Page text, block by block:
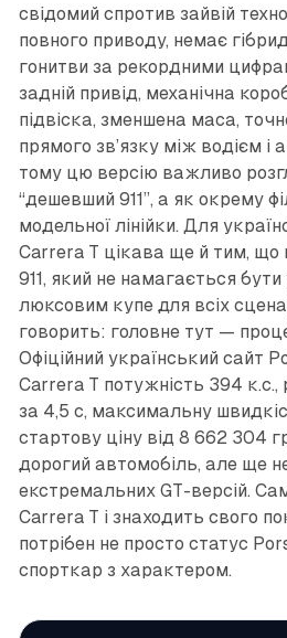
свідомий спротив зайвій
повного приводу, немає
гонитви за рекордними
задній привід, механічна
підвіска, зменшена маса,
прямого зв’язку між водієм і
тому цю версію важливо
“дешевший 911”, а як окрему
модельної лінійки. Для
Carrera T цікава ще й тим, що
911, який не намагається
люксовим купе для всіх
говорить: головне тут —
Офіційний український сайт
Carrera T потужність 394 к.с.,
за 4,5 с, максимальну
стартову ціну від 8 662 304
дорогий автомобіль, але ще
екстремальних GT-версій.
Carrera T і знаходить свого
потрібен не просто статус
спорткар з характером.